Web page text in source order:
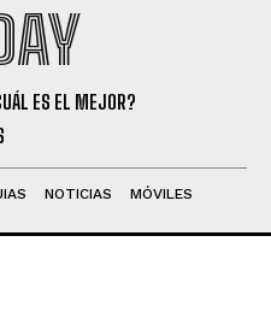
ES EL MEJOR?
NOTICIAS MÓVILES